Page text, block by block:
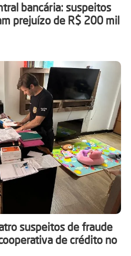
bancária: suspeitos
prejuízo de R$ 200 mil
suspeitos de fraude
de crédito no